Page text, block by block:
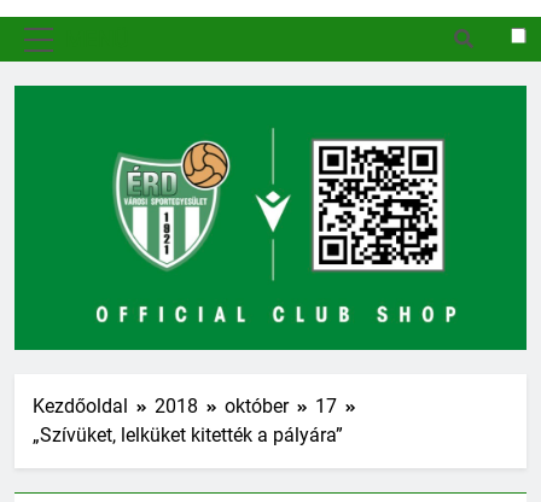
Kezdőoldal 2018 október
17
„Szívüket, lelküket kitették a pályára”